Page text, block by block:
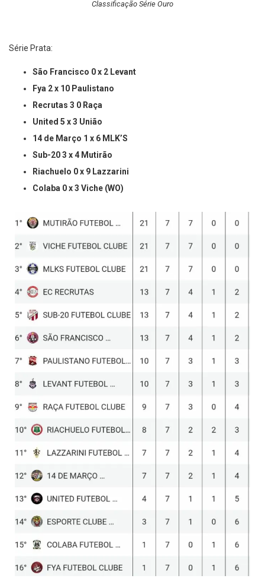
Classificação Série Ouro
Série Prata:
São Francisco 0 x 2 Levant
Fya 2 x 10 Paulistano
Recrutas 3 0 Raça
United 5 x 3 União
14 de Março 1 x 6 MLK’S
Sub-20 3 x 4 Mutirão
Riachuelo 0 x 9 Lazzarini
Colaba 0 x 3 Viche (WO)